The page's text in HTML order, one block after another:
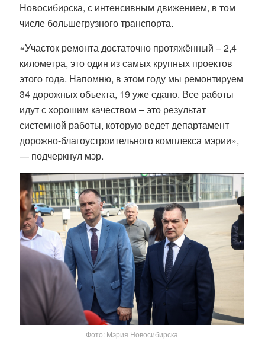
Новосибирска, с интенсивным движением, в том
числе большегрузного транспорта.
«Участок ремонта достаточно протяжённый – 2,4
километра, это один из самых крупных проектов
этого года. Напомню, в этом году мы ремонтируем
34 дорожных объекта, 19 уже сдано. Все работы
идут с хорошим качеством – это результат
системной работы, которую ведет департамент
дорожно-благоустроительного комплекса мэрии»,
— подчеркнул мэр.
Фото: Мэрия Новосибирска